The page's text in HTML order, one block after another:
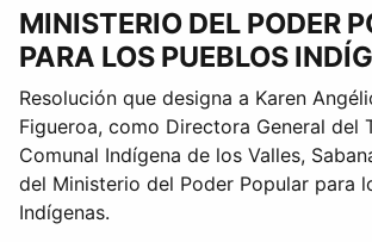
MINISTERIO DEL PODER
PARA LOS PUEBLOS
Resolución que designa a Karen
Figueroa, como Directora General del
Comunal Indígena de los Valles,
del Ministerio del Poder Popular para
Indígenas.